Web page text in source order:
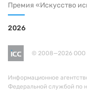
Премия «Искусство
2026
© 2008—2026
Информационное
Федеральной службой по